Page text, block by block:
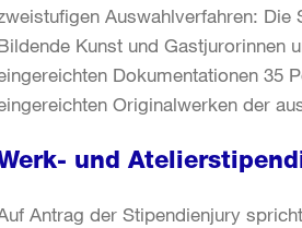
Auswahlverfahren:
Kunst und Gastjurorinnen
Dokumentationen 35
Originalwerken der
und
Antrag der Stipendienjury